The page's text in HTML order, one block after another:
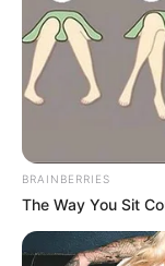
BRAINBERRIES
The Way You Sit